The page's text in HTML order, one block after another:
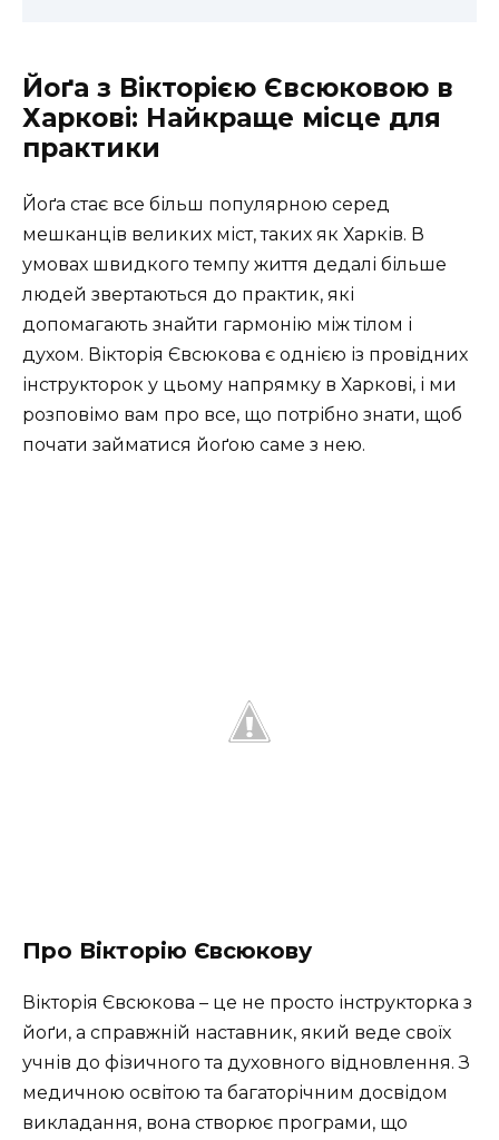
Йоґа з Вікторією Євсюковою в
Харкові: Найкраще місце для
практики
Йоґа стає все більш популярною серед
мешканців великих міст, таких як Харків. В
умовах швидкого темпу життя дедалі більше
людей звертаються до практик, які
допомагають знайти гармонію між тілом і
духом. Вікторія Євсюкова є однією із провідних
інструкторок у цьому напрямку в Харкові, і ми
розповімо вам про все, що потрібно знати, щоб
почати займатися йоґою саме з нею.
Про Вікторію Євсюкову
Вікторія Євсюкова – це не просто інструкторка з
йоґи, а справжній наставник, який веде своїх
учнів до фізичного та духовного відновлення. З
медичною освітою та багаторічним досвідом
викладання, вона створює програми, що